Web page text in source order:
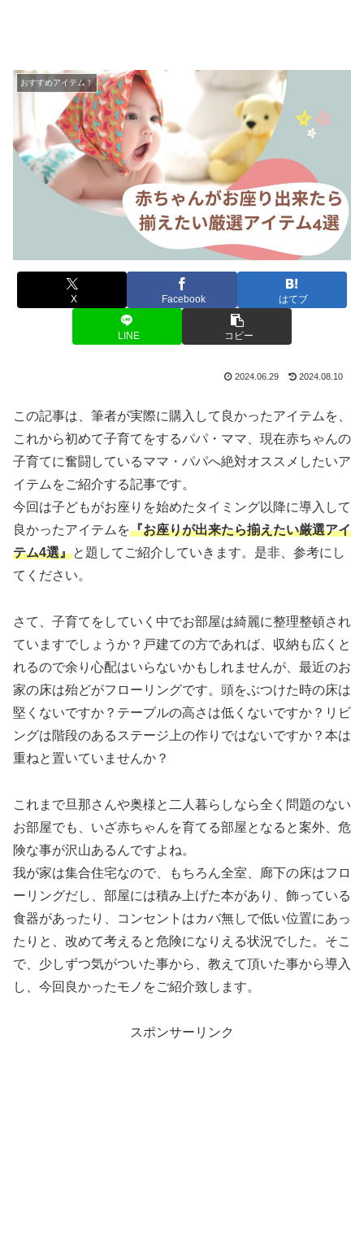
おすすめアイテム！
X Facebook はてブ
LINE コピー
2024.06.29 2024.08.10
この記事は、筆者が実際に購入して良かったアイテムを、
これから初めて子育てをするパパ・ママ、現在赤ちゃんの
子育てに奮闘しているママ・パパへ絶対オススメしたいア
イテムをご紹介する記事です。
今回は子どもがお座りを始めたタイミング以降に導入して
良かったアイテムを『お座りが出来たら揃えたい厳選アイ
テム4選』と題してご紹介していきます。是非、参考にし
てください。
さて、子育てをしていく中でお部屋は綺麗に整理整頓され
ていますでしょうか？戸建ての方であれば、収納も広くと
れるので余り心配はいらないかもしれませんが、最近のお
家の床は殆どがフローリングです。頭をぶつけた時の床は
堅くないですか？テーブルの高さは低くないですか？リビ
ングは階段のあるステージ上の作りではないですか？本は
重ねと置いていませんか？
これまで旦那さんや奥様と二人暮らしなら全く問題のない
お部屋でも、いざ赤ちゃんを育てる部屋となると案外、危
険な事が沢山あるんですよね。
我が家は集合住宅なので、もちろん全室、廊下の床はフロ
ーリングだし、部屋には積み上げた本があり、飾っている
食器があったり、コンセントはカバ無しで低い位置にあっ
たりと、改めて考えると危険になりえる状況でした。そこ
で、少しずつ気がついた事から、教えて頂いた事から導入
し、今回良かったモノをご紹介致します。
スポンサーリンク